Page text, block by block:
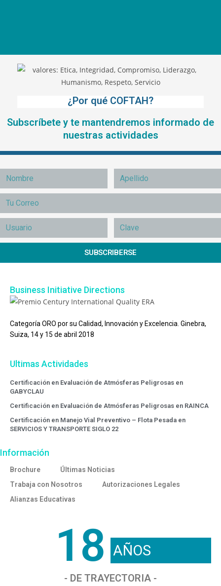
¿Por qué COFTAH?
Subscríbete y te mantendremos informado de
nuestras actividades
SUBSCRIBERSE
Business Initiative Directions
Categoría ORO por su Calidad, Innovación y Excelencia. Ginebra,
Suiza, 14 y 15 de abril 2018
Ultimas Actividades
Certificación en Evaluación de Atmósferas Peligrosas en
GABYCLAU
Certificación en Evaluación de Atmósferas Peligrosas en RAINCA
Certificación en Manejo Vial Preventivo – Flota Pesada en
SERVICIOS Y TRANSPORTE SIGLO 22
Información
Brochure
Últimas Noticias
Trabaja con Nosotros
Autorizaciones Legales
Alianzas Educativas
18 AÑOS
- DE TRAYECTORIA -